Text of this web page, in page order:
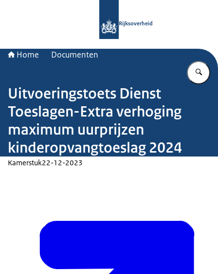
Rijksoverheid
Home Documenten
Uitvoeringstoets Dienst
Toeslagen-Extra verhoging
maximum uurprijzen
kinderopvangtoeslag 2024
Kamerstuk22-12-2023